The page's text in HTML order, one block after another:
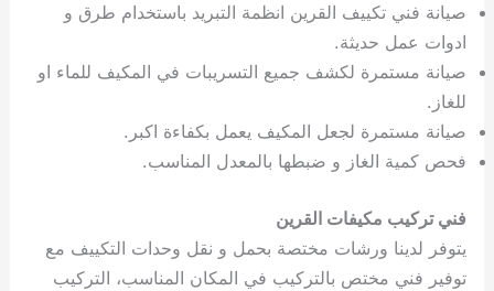
صيانة فني تكييف القرين انظمة التبريد باستخدام طرق و
ادوات عمل حديثة.
صيانة مستمرة لكشف جميع التسريبات في المكيف للماء او
للغاز.
صيانة مستمرة لجعل المكيف يعمل بكفاءة اكبر.
فحص كمية الغاز و ضبطها بالمعدل المناسب.
فني تركيب مكيفات القرين
يتوفر لدينا ورشات مختصة بحمل و نقل وحدات التكييف مع
توفير فني مختص بالتركيب في المكان المناسب، التركيب